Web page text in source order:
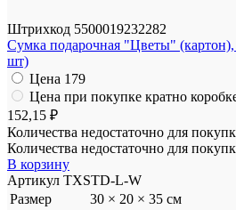
Штрихкод 5500019232282
Сумка подарочная "Цветы"
шт)
Цена 179
Цена при покупке кратно
152,15 ₽
Количества недостаточно для
Количества недостаточно для
В корзину
Артикул TXSTD-L-W
Размер
30 × 20 × 35 см